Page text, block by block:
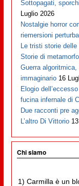
Sottopagati,
Luglio 2026
Nostalgie horror
riemersioni
Le tristi storie
Storie di
Guerra
immaginario 16
Elogio
fucina infernale di
Due racconti pre
L’altro Di Vittorio
Chi siamo
1) Carmilla è un